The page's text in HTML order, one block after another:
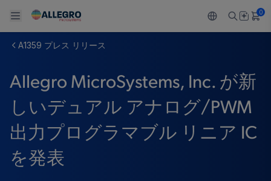
Back To Main Menu
製品
センサー
レギュレート
Back To Main Menu
用途
自動車
工業
Back To Main Menu
設計サポート
設計と開発
パッケージング
Back To Main Menu
技術リソース
Resource Center
Back To Main Menu
ALLEGRO について
私たちの会社
キャリア
0
A1359 プレス リリース
Allegro MicroSystems, Inc. が新
しいデュアル アナログ/PWM
出力プログラマブル リニア IC
を発表